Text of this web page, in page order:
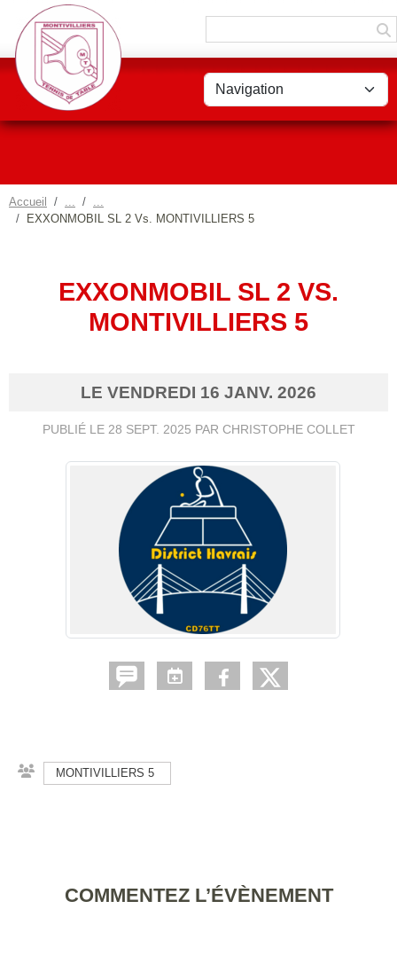
Accueil
EXXONMOBIL SL 2 Vs. MONTIVILLIERS 5
EXXONMOBIL SL 2 VS.
MONTIVILLIERS 5
LE VENDREDI 16 JANV. 2026
PUBLIÉ LE 28 SEPT. 2025 PAR CHRISTOPHE COLLET
MONTIVILLIERS 5
COMMENTEZ L’ÉVÈNEMENT
Panneau de gestion des cookies